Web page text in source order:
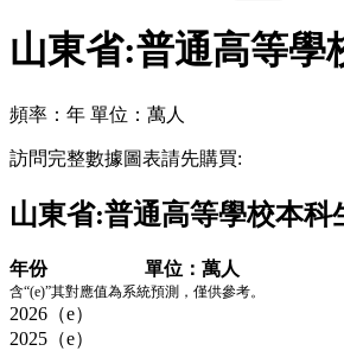
山東省:普通高等學
頻率：年 單位：萬人
訪問完整數據圖表請先購買:
山東省:普通高等學校本科
年份 單位：萬人
含“(e)”其對應值為系統預測，僅供參考。
2026（e）
2025（e）